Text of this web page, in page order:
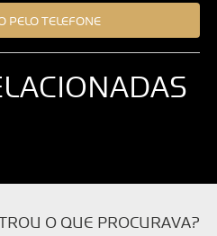
PELO TELEFONE
O QUE PROCURAVA?